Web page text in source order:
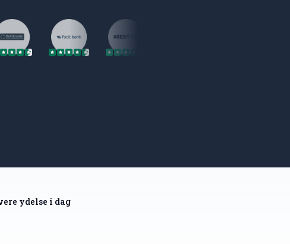
ydelse i dag